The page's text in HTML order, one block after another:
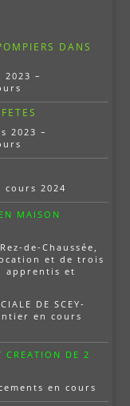
DANS
–
2023 –
cours 2024
MAISON
de-Chaussée,
et de trois
apprentis et
DE SCEY-
en cours
CREATION DE 2
en cours